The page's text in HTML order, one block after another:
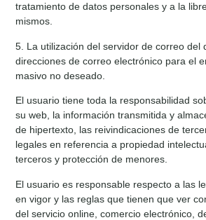
tratamiento de datos personales y a la
mismos.
5. La utilización del servidor de correo del
direcciones de correo electrónico para el
masivo no deseado.
El usuario tiene toda la responsabilidad
su web, la información transmitida y
de hipertexto, las reivindicaciones de
legales en referencia a propiedad
terceros y protección de menores.
El usuario es responsable respecto a las
en vigor y las reglas que tienen que ver
del servicio online, comercio electrónico,